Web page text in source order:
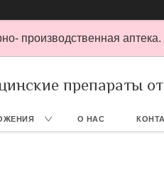
производственная
препараты
О НАС